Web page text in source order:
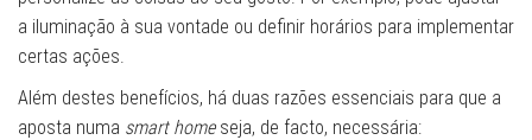
a iluminação à sua vontade ou definir horários para implementar
certas ações.
Além destes benefícios, há duas razões essenciais para que a
aposta numa smart homeseja, de facto, necessária: